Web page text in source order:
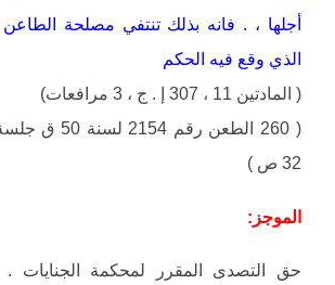
أجلها ، . فانه بذلك تنتفي مصلحة
الذي وقع فيه الحكم
( المادتين 11 ، 307 إ . ج ، 3 مرافعات)
32 ص )
الموجز: